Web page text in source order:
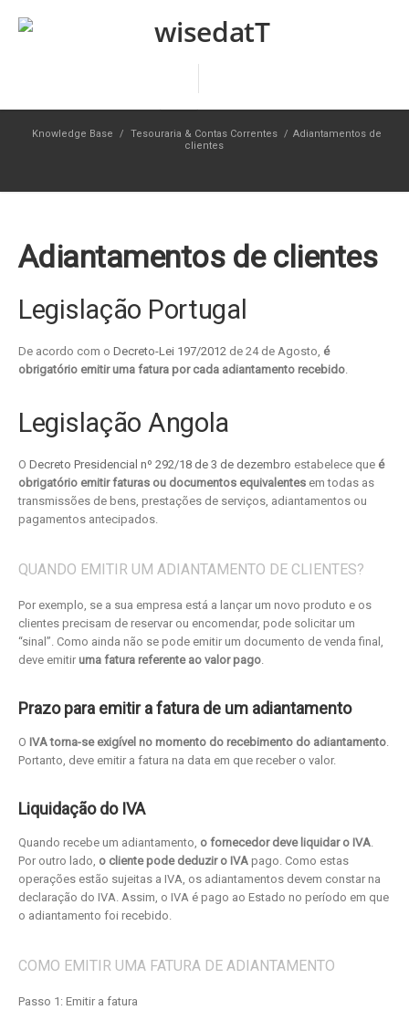
Knowledge Base / Tesouraria & Contas Correntes / Adiantamentos de
clientes
Adiantamentos de clientes
Legislação Portugal
De acordo com o Decreto-Lei 197/2012 de 24 de Agosto, é
obrigatório emitir uma fatura por cada adiantamento recebido.
Legislação Angola
O Decreto Presidencial nº 292/18 de 3 de dezembro estabelece que é
obrigatório emitir faturas ou documentos equivalentes em todas as
transmissões de bens, prestações de serviços, adiantamentos ou
pagamentos antecipados.
QUANDO EMITIR UM ADIANTAMENTO DE CLIENTES?
Por exemplo, se a sua empresa está a lançar um novo produto e os
clientes precisam de reservar ou encomendar, pode solicitar um
“sinal”. Como ainda não se pode emitir um documento de venda final,
deve emitir uma fatura referente ao valor pago.
Prazo para emitir a fatura de um adiantamento
O IVA torna-se exigível no momento do recebimento do adiantamento.
Portanto, deve emitir a fatura na data em que receber o valor.
Liquidação do IVA
Quando recebe um adiantamento, o fornecedor deve liquidar o IVA.
Por outro lado, o cliente pode deduzir o IVA pago. Como estas
operações estão sujeitas a IVA, os adiantamentos devem constar na
declaração do IVA. Assim, o IVA é pago ao Estado no período em que
o adiantamento foi recebido.
COMO EMITIR UMA FATURA DE ADIANTAMENTO
Passo 1: Emitir a fatura